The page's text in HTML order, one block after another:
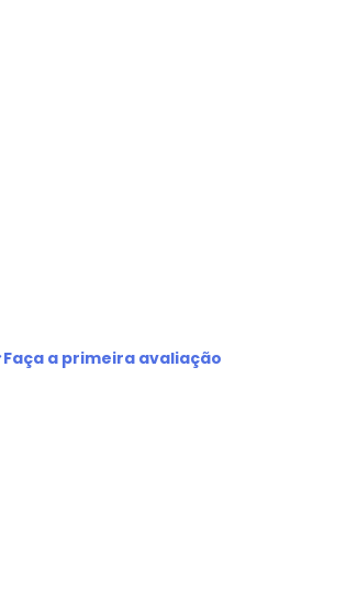
Faça a primeira avaliação